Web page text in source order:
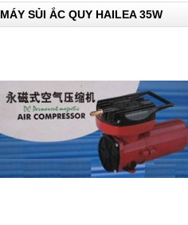
MÁY SỦI ẮC QUY HAILEA 35W